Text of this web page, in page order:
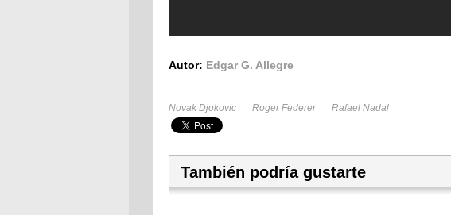
Autor: Edgar G. Allegre
Novak Djokovic Roger Federer Rafael Nadal
También podría gustarte